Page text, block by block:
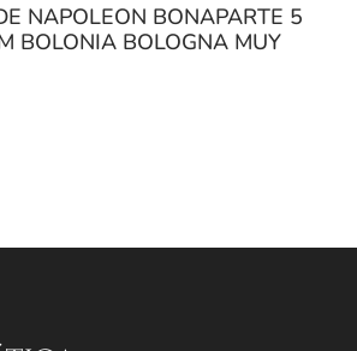
NAPOLEON BONAPARTE 5
BOLONIA BOLOGNA MUY